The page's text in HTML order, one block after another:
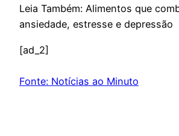
Leia Também: Alimentos que
ansiedade, estresse e depressão
[ad_2]
Fonte: Notícias ao Minuto